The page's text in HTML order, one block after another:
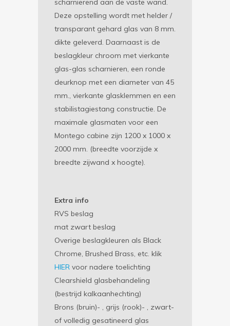
scharnierend aan de vaste wand.
Deze opstelling wordt met helder /
transparant gehard glas van 8 mm.
dikte geleverd. Daarnaast is de
beslagkleur chroom met vierkante
glas-glas scharnieren, een ronde
deurknop met een diameter van 45
mm., vierkante glasklemmen en een
stabilistagiestang constructie. De
maximale glasmaten voor een
Montego cabine zijn 1200 x 1000 x
2000 mm. (breedte voorzijde x
breedte zijwand x hoogte).
Extra info
RVS beslag
mat zwart beslag
Overige beslagkleuren als Black
Chrome, Brushed Brass, etc. klik
HIER voor nadere toelichting
Clearshield glasbehandeling
(bestrijd kalkaanhechting)
Brons (bruin)- , grijs (rook)- , zwart-
of volledig gesatineerd glas